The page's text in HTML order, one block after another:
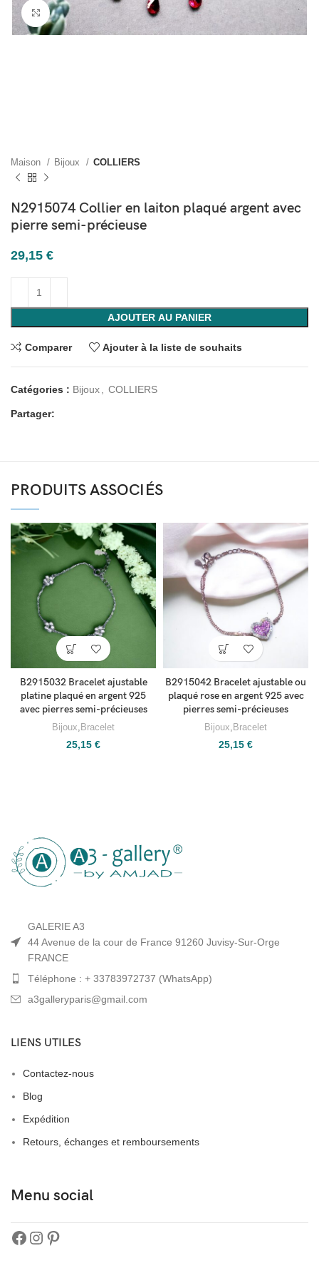
Cliquez pour agrandir
Maison Bijoux COLLIERS
N2915074 Collier en laiton plaqué argent avec
pierre semi-précieuse
29,15 €
AJOUTER AU PANIER
Comparer Ajouter à la liste de souhaits
Catégories : Bijoux, COLLIERS
Partager:
PRODUITS ASSOCIÉS
B2915032 Bracelet ajustable
platine plaqué en argent 925
avec pierres semi-précieuses
Bijoux, Bracelet
25,15 €
B2915042 Bracelet ajustable ou
plaqué rose en argent 925 avec
pierres semi-précieuses
Bijoux, Bracelet
25,15 €
GALERIE A3
44 Avenue de la cour de France 91260 Juvisy-Sur-Orge
FRANCE
Téléphone : + 33783972737 (WhatsApp)
a3galleryparis@gmail.com
LIENS UTILES
Contactez-nous
Blog
Expédition
Retours, échanges et remboursements
Menu social